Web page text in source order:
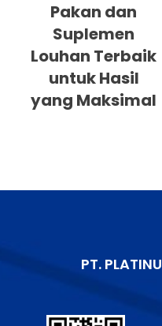
Pakan dan
Suplemen
Louhan Terbaik
untuk Hasil
yang Maksimal
PT.